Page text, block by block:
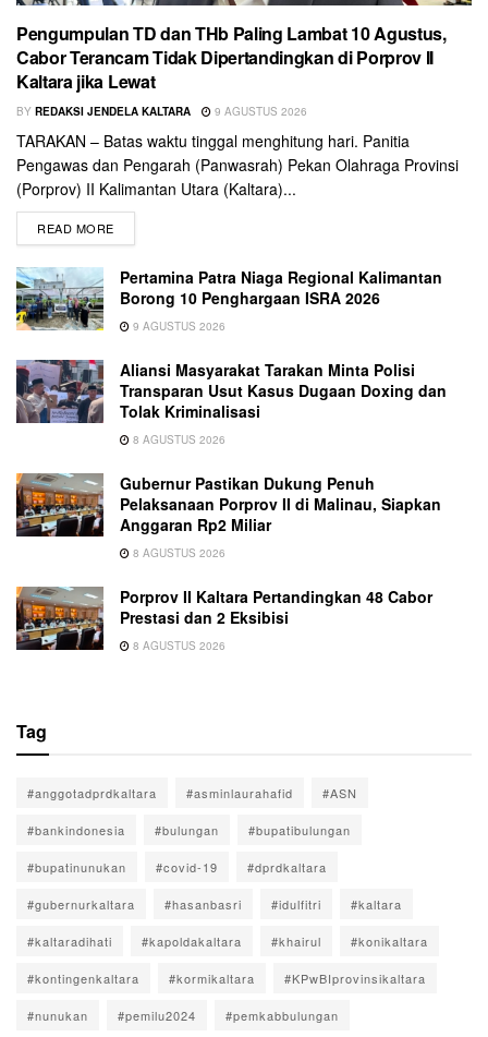
Pengumpulan TD dan THb Paling Lambat 10 Agustus,
Cabor Terancam Tidak Dipertandingkan di Porprov II
Kaltara jika Lewat
BY REDAKSI JENDELA KALTARA 9 AGUSTUS 2026
TARAKAN – Batas waktu tinggal menghitung hari. Panitia
Pengawas dan Pengarah (Panwasrah) Pekan Olahraga Provinsi
(Porprov) II Kalimantan Utara (Kaltara)...
READ MORE
Pertamina Patra Niaga Regional Kalimantan
Borong 10 Penghargaan ISRA 2026
9 AGUSTUS 2026
Aliansi Masyarakat Tarakan Minta Polisi
Transparan Usut Kasus Dugaan Doxing dan
Tolak Kriminalisasi
8 AGUSTUS 2026
Gubernur Pastikan Dukung Penuh
Pelaksanaan Porprov II di Malinau, Siapkan
Anggaran Rp2 Miliar
8 AGUSTUS 2026
Porprov II Kaltara Pertandingkan 48 Cabor
Prestasi dan 2 Eksibisi
8 AGUSTUS 2026
Tag
#anggotadprdkaltara #asminlaurahafid #ASN
#bankindonesia #bulungan #bupatibulungan
#bupatinunukan #covid-19 #dprdkaltara
#gubernurkaltara #hasanbasri #idulfitri #kaltara
#kaltaradihati #kapoldakaltara #khairul #konikaltara
#kontingenkaltara #kormikaltara #KPwBIprovinsikaltara
#nunukan #pemilu2024 #pemkabbulungan